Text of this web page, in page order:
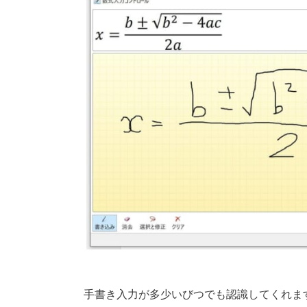
手書き入力が多少いびつでも認識してくれま